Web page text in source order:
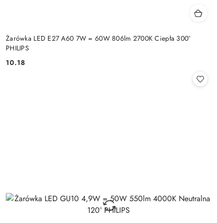
Żarówka LED E27 A60 7W = 60W 806lm 2700K Ciepła 300°
PHILIPS
Cena:
10.18